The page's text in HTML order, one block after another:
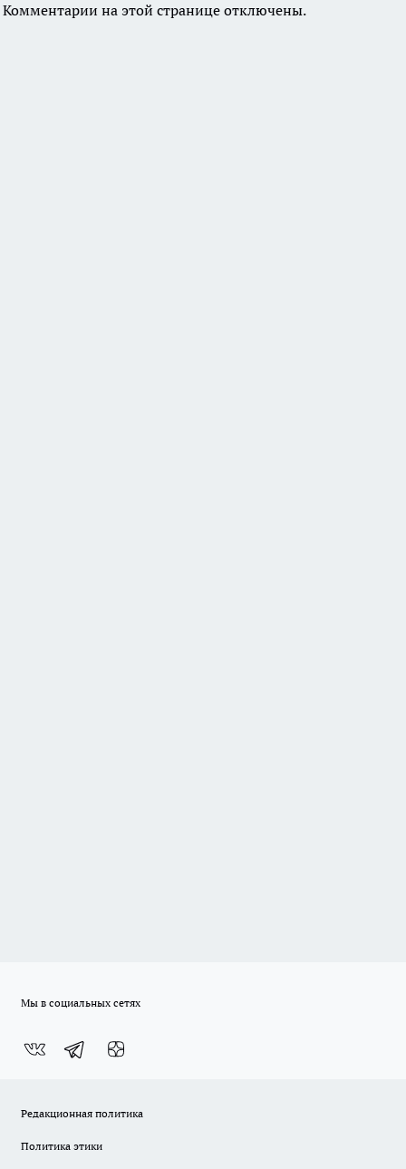
Комментарии на этой странице отключены.
Мы в социальных сетях
Редакционная политика
Политика этики